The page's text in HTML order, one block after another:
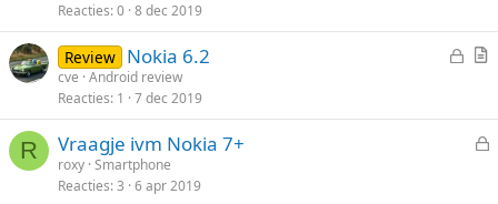
l
o
i
Reacties 0 8 dec 2019
G
l
i
k
Review Nokia 6.2
cve Android review
Reacties 1 7 dec 2019
R Vraagje ivm Nokia 7+
roxy Smartphone
Reacties 3 6 apr 2019